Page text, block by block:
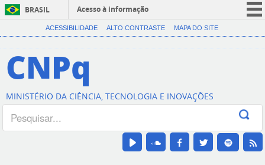
BRASIL
Acesso à informação
CORONAVÍRUS (COVID-19)
Canais
ACESSIBILIDADE ALTO CONTRASTE MAPA DO SITE
CNPq
MINISTÉRIO DA CIÊNCIA, TECNOLOGIA E INOVAÇÕES